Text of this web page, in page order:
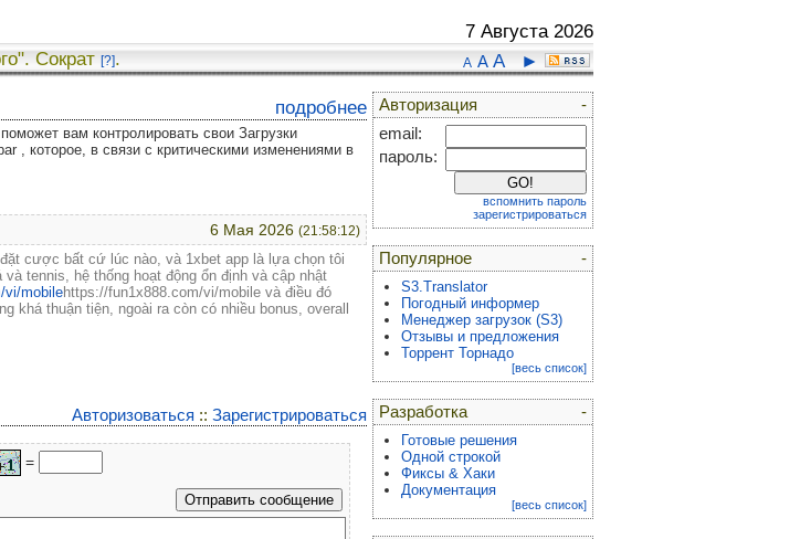
7 Августа 2026
A A A ►
Сократ [?].
подробнее
вам контролировать свои Загрузки
, которое, в связи с критическими изменениями в
6 Мая 2026 (21:58:12)
cược bất cứ lúc nào, và 1xbet app là lựa chọn tôi
tennis, hệ thống hoạt động ổn định và cập nhật
vi/mobilehttps://fun1x888.com/vi/mobile và điều đó
khá thuận tiện, ngoài ra còn có nhiều bonus, overall
Авторизоваться :: Зарегистрироваться
=
-
Авторизация
email:
пароль:
вспомнить пароль
зарегистрироваться
-
Популярное
S3.Translator
Погодный информер
Менеджер загрузок (S3)
Отзывы и предложения
Торрент Торнадо
[весь список]
-
Разработка
Готовые решения
Одной строкой
Фиксы & Хаки
Документация
[весь список]